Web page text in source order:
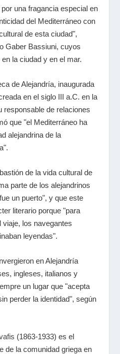
una fragancia especial en
del Mediterráneo con
de esta ciudad",
Gaber Bassiuni, cuyos
la ciudad y en el mar.
de Alejandría, inaugurada
en el siglo III a.C. en la
responsable de relaciones
que "el Mediterráneo ha
alejandrina de la
de la vida cultural de
parte de los alejandrinos
un puerto", y que este
literario porque "para
viaje, los navegantes
leyendas".
en Alejandría
ingleses, italianos y
un lugar que "acepta
perder la identidad", según
(1863-1933) es el
de la comunidad griega en